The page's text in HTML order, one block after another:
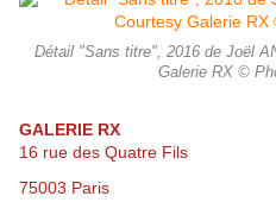
Détail "Sans titre", 2016 de Joël
Galerie RX ©
GALERIE RX
16 rue des Quatre Fils
75003 Paris